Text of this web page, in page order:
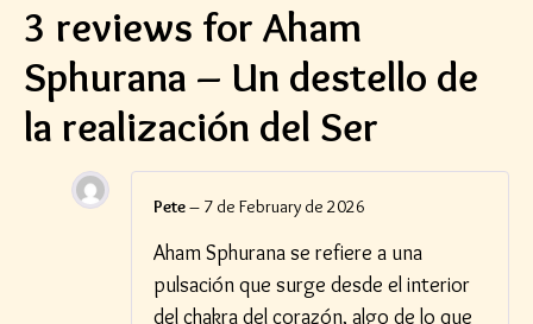
3 reviews for Aham
Sphurana – Un destello de
la realización del Ser
Pete– 7 de February de 2026
Aham Sphurana se refiere a una
pulsación que surge desde el interior
del chakra del corazón, algo de lo que